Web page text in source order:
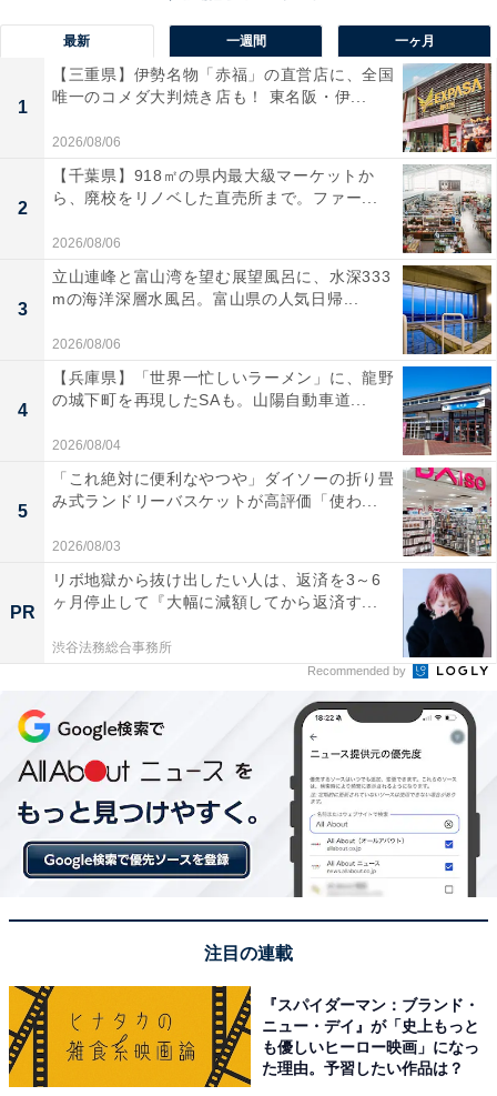
最新 一週間 一ヶ月
1
【三重県】伊勢名物「赤福」の直営店に、全国
唯一のコメダ大判焼き店も！ 東名阪・伊...
2026/08/06
2
【千葉県】918㎡の県内最大級マーケットか
ら、廃校をリノベした直売所まで。ファー...
2026/08/06
3
立山連峰と富山湾を望む展望風呂に、水深333
mの海洋深層水風呂。富山県の人気日帰...
2026/08/06
4
【兵庫県】「世界一忙しいラーメン」に、龍野
の城下町を再現したSAも。山陽自動車道...
2026/08/04
5
「これ絶対に便利なやつや」ダイソーの折り畳
み式ランドリーバスケットが高評価「使わ...
2026/08/03
PR
リボ地獄から抜け出したい人は、返済を3～6
ヶ月停止して『大幅に減額してから返済す...
渋谷法務総合事務所
Recommended by
注目の連載
『スパイダーマン：ブランド・
ニュー・デイ』が「史上もっと
も優しいヒーロー映画」になっ
た理由。予習したい作品は？